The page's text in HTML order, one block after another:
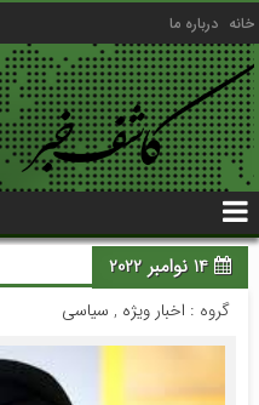
خانه درباره ما
14 نوامبر 2022
گروه : اخبار ویژه , سیاسی